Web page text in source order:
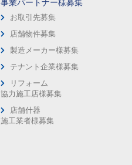
事業パートナー様募集
お取引先募集
店舗物件募集
製造メーカー様募集
テナント企業様募集
リフォーム
協力施工店様募集
店舗什器
施工業者様募集